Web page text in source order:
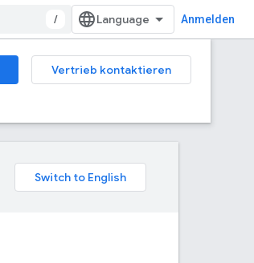
/ Anmelden
Vertrieb kontaktieren